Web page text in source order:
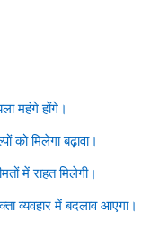
महंगे होंगे।
को मिलेगा बढ़ावा।
में राहत मिलेगी।
व्यवहार में बदलाव आएगा।